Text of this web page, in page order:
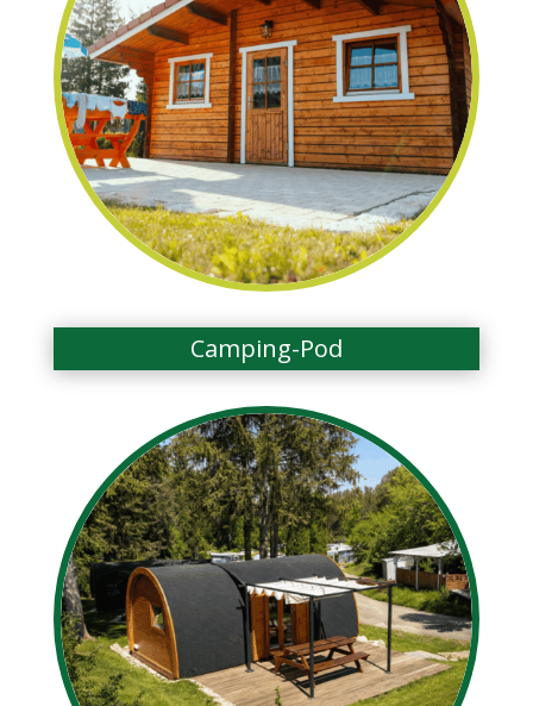
Camping-Pod